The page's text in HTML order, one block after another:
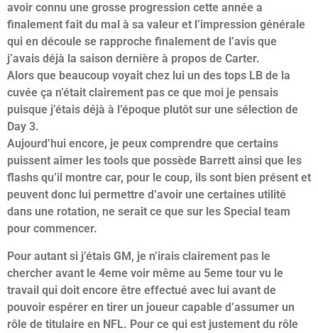
avoir connu une grosse progression cette année a
finalement fait du mal à sa valeur et l’impression générale
qui en découle se rapproche finalement de l’avis que
j’avais déjà la saison dernière à propos de Carter.
Alors que beaucoup voyait chez lui un des tops LB de la
cuvée ça n’était clairement pas ce que moi je pensais
puisque j’étais déjà à l’époque plutôt sur une sélection de
Day 3.
Aujourd’hui encore, je peux comprendre que certains
puissent aimer les tools que possède Barrett ainsi que les
flashs qu’il montre car, pour le coup, ils sont bien présent et
peuvent donc lui permettre d’avoir une certaines utilité
dans une rotation, ne serait ce que sur les Special team
pour commencer.
Pour autant si j’étais GM, je n’irais clairement pas le
chercher avant le 4eme voir même au 5eme tour vu le
travail qui doit encore être effectué avec lui avant de
pouvoir espérer en tirer un joueur capable d’assumer un
rôle de titulaire en NFL. Pour ce qui est justement du rôle